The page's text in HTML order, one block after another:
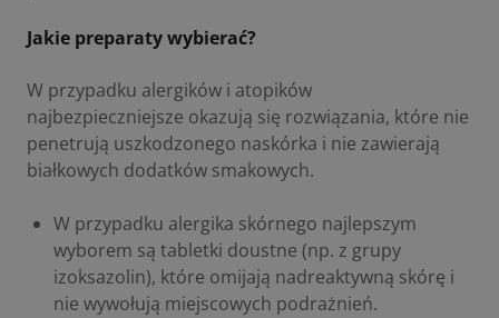
Jakie preparaty wybierać?
W przypadku alergików i atopików
najbezpieczniejsze okazują się rozwiązania, które nie
penetrują uszkodzonego naskórka i nie zawierają
białkowych dodatków smakowych.
W przypadku alergika skórnego najlepszym
wyborem są tabletki doustne (np. z grupy
izoksazolin), które omijają nadreaktywną skórę i
nie wywołują miejscowych podrażnień.